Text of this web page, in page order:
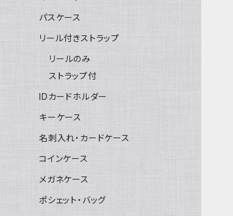
パスケース
リール付きストラップ
リールのみ
ストラップ付
IDカードホルダー
キーケース
名刺入れ・カードケース
コインケース
メガネケース
ポシェット・バッグ